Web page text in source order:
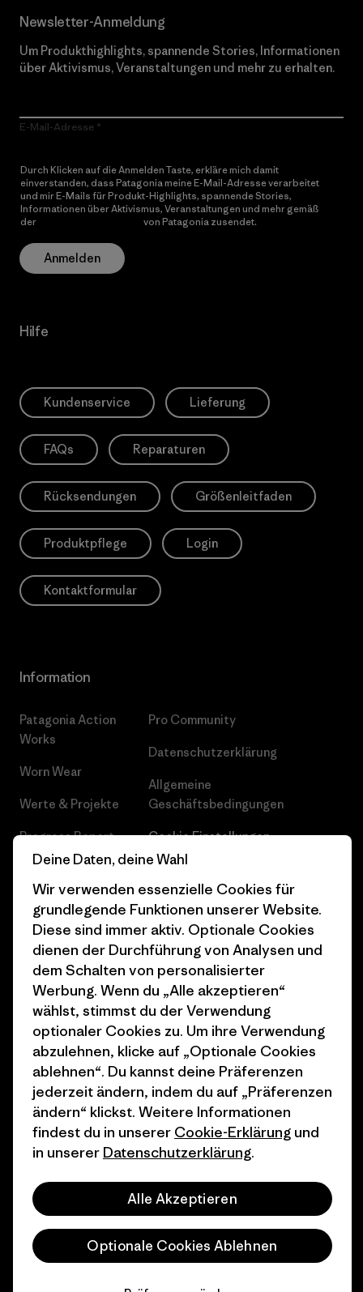
Newsletter-Anmeldung
Um Produkthighlights, spannende Stories, Informationen
über Aktivismus, Veranstaltungen und mehr zu erhalten.
E-Mail-Adresse
Durch Klicken auf die Anmelden Taste, erkläre mich damit
einverstanden, dass Patagonia meine E-Mail-Adresse verarbeitet
und mir E-Mails für Produkt-Highlights, spannende Stories,
Informationen über Aktivismus, Veranstaltungen und mehr gemäß
der
von Patagonia zusendet.
Anmelden
Hilfe
Kundenservice Lieferung
FAQs Reparaturen
Rücksendungen Größenleitfaden
Produktpflege Login
Kontaktformular
Information
Patagonia Action
Works
Worn Wear
Werte & Projekte
Progress Report
Business Unusual
Klimaziele
1% For The Planet
Wie wir finanzieren
Geschenkgutscheine
Stores in deiner
Nähe
Pro Community
Datenschutzerklärung
Allgemeine
Geschäftsbedingungen
Cookie Einstellungen
Karriere
Pressekontakt
Industry program
Affiliate-Programm
Patagonia Österreich
Seitenverzeichnis
© 2026 Patagonia, Inc. All Rights Reserved.
Deine Daten, deine Wahl
Wir verwenden essenzielle Cookies für
grundlegende Funktionen unserer Website.
Diese sind immer aktiv. Optionale Cookies
dienen der Durchführung von Analysen und
dem Schalten von personalisierter
Werbung. Wenn du „Alle akzeptieren“
wählst, stimmst du der Verwendung
optionaler Cookies zu. Um ihre Verwendung
abzulehnen, klicke auf „Optionale Cookies
ablehnen“. Du kannst deine Präferenzen
jederzeit ändern, indem du auf „Präferenzen
ändern“ klickst. Weitere Informationen
findest du in unserer Cookie-Erklärung und
in unserer Datenschutzerklärung.
Alle Akzeptieren
Optionale Cookies Ablehnen